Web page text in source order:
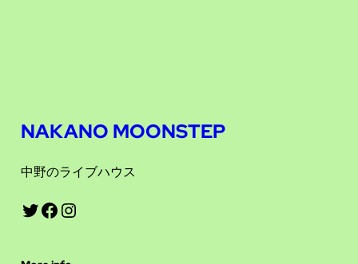
NAKANO MOONSTEP
中野のライブハウス
Twitter Facebook Instagram